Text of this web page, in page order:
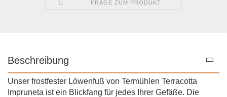
FRAGE ZUM PRODUKT
Beschreibung
Unser frostfester Löwenfuß von Termühlen Terracotta
Impruneta ist ein Blickfang für jedes Ihrer Gefäße. Die